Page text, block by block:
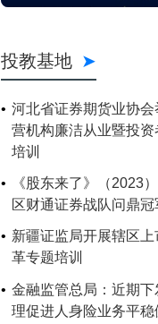
投教基地
河北省证券期货业协会
营机构廉洁从业暨投资
培训
《股东来了》（2023
区财通证券战队问鼎冠
新疆证监局开展辖区
革专题培训
金融监管总局：近期
理促进人身险业务平稳